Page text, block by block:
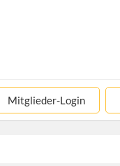
Mitglieder-Login